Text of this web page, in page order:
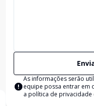
As informações serão
equipe possa entrar em
a política de privacidade